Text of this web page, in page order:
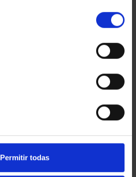
Permitir todas
CARTERITA 2 EURO
POBLET ...